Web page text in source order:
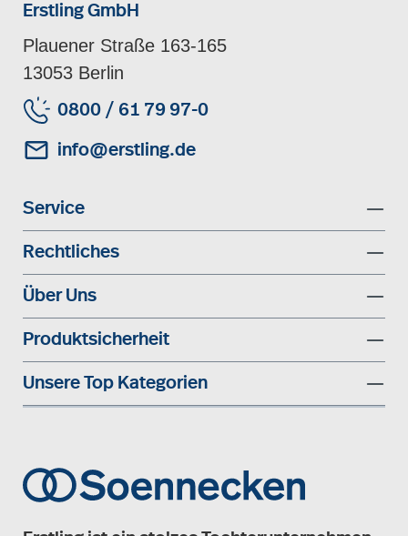
Erstling GmbH
Plauener Straße 163-165
13053 Berlin
0800 / 61 79 97-0
info@erstling.de
Service
Rechtliches
Über Uns
Produktsicherheit
Unsere Top Kategorien